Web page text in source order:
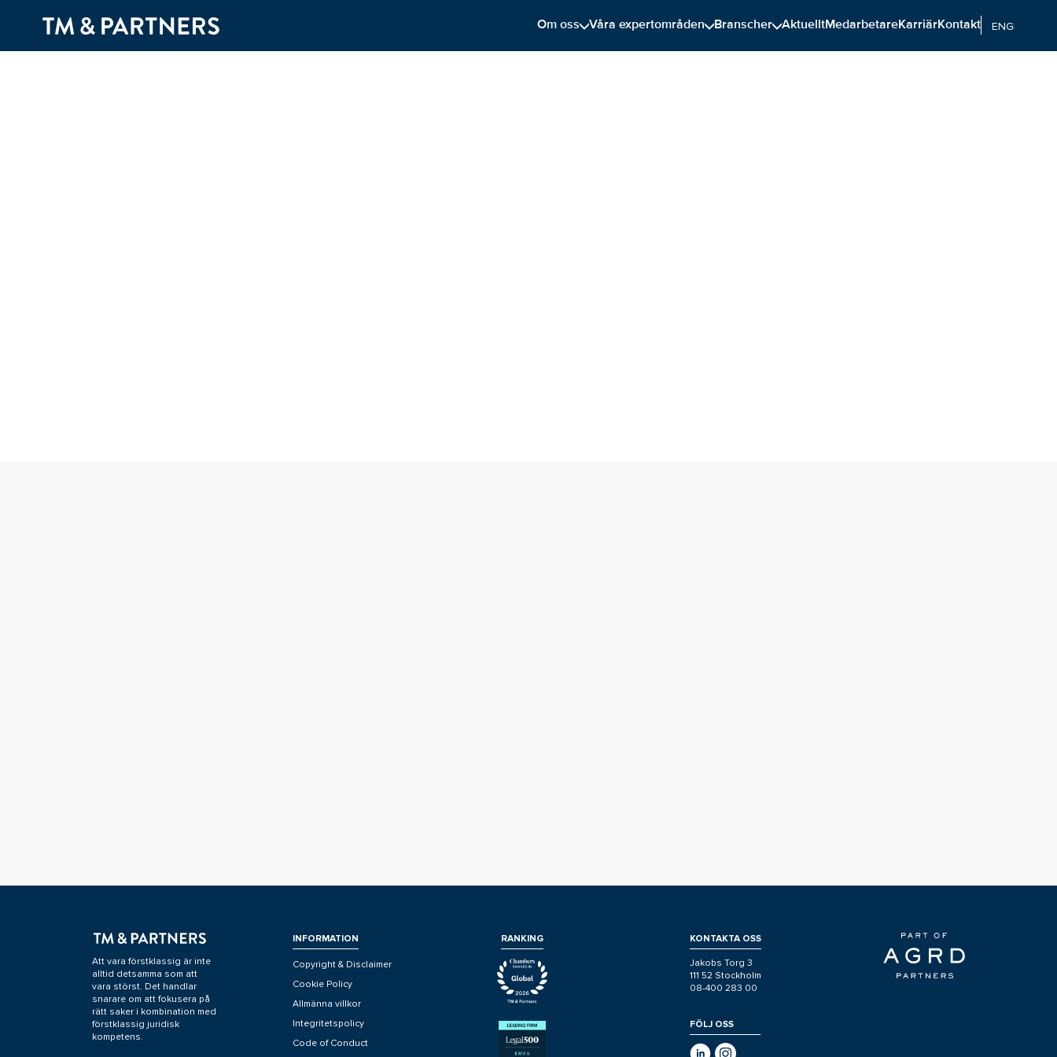
Om oss Våra expertområden Branscher AktuelltMedarbetareKarriärKontakt ENGELSKA
Att vara förstklassig är inte
alltid detsamma som att
vara störst. Det handlar
snarare om att fokusera på
rätt saker i kombination med
förstklassig juridisk
kompetens.
INFORMATION
Copyright & Disclaimer
Cookie Policy
Allmänna villkor
Integritetspolicy
Code of Conduct
RANKING KONTAKTA OSS
Jakobs Torg 3
111 52 Stockholm
08-400 283 00
FÖLJ OSS